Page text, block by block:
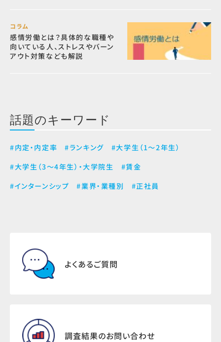
コラム
感情労働とは？具体的な職種や
向いている人、ストレスやバーン
アウト対策なども解説
話題のキーワード
#内定・内定率 #ランキング
#大学生（1～2年生）
#大学生（3～4年生）・大学院生
#賃金
#インターンシップ
#業界・業種別 #正社員
よくあるご質問
調査結果のお問い合わせ